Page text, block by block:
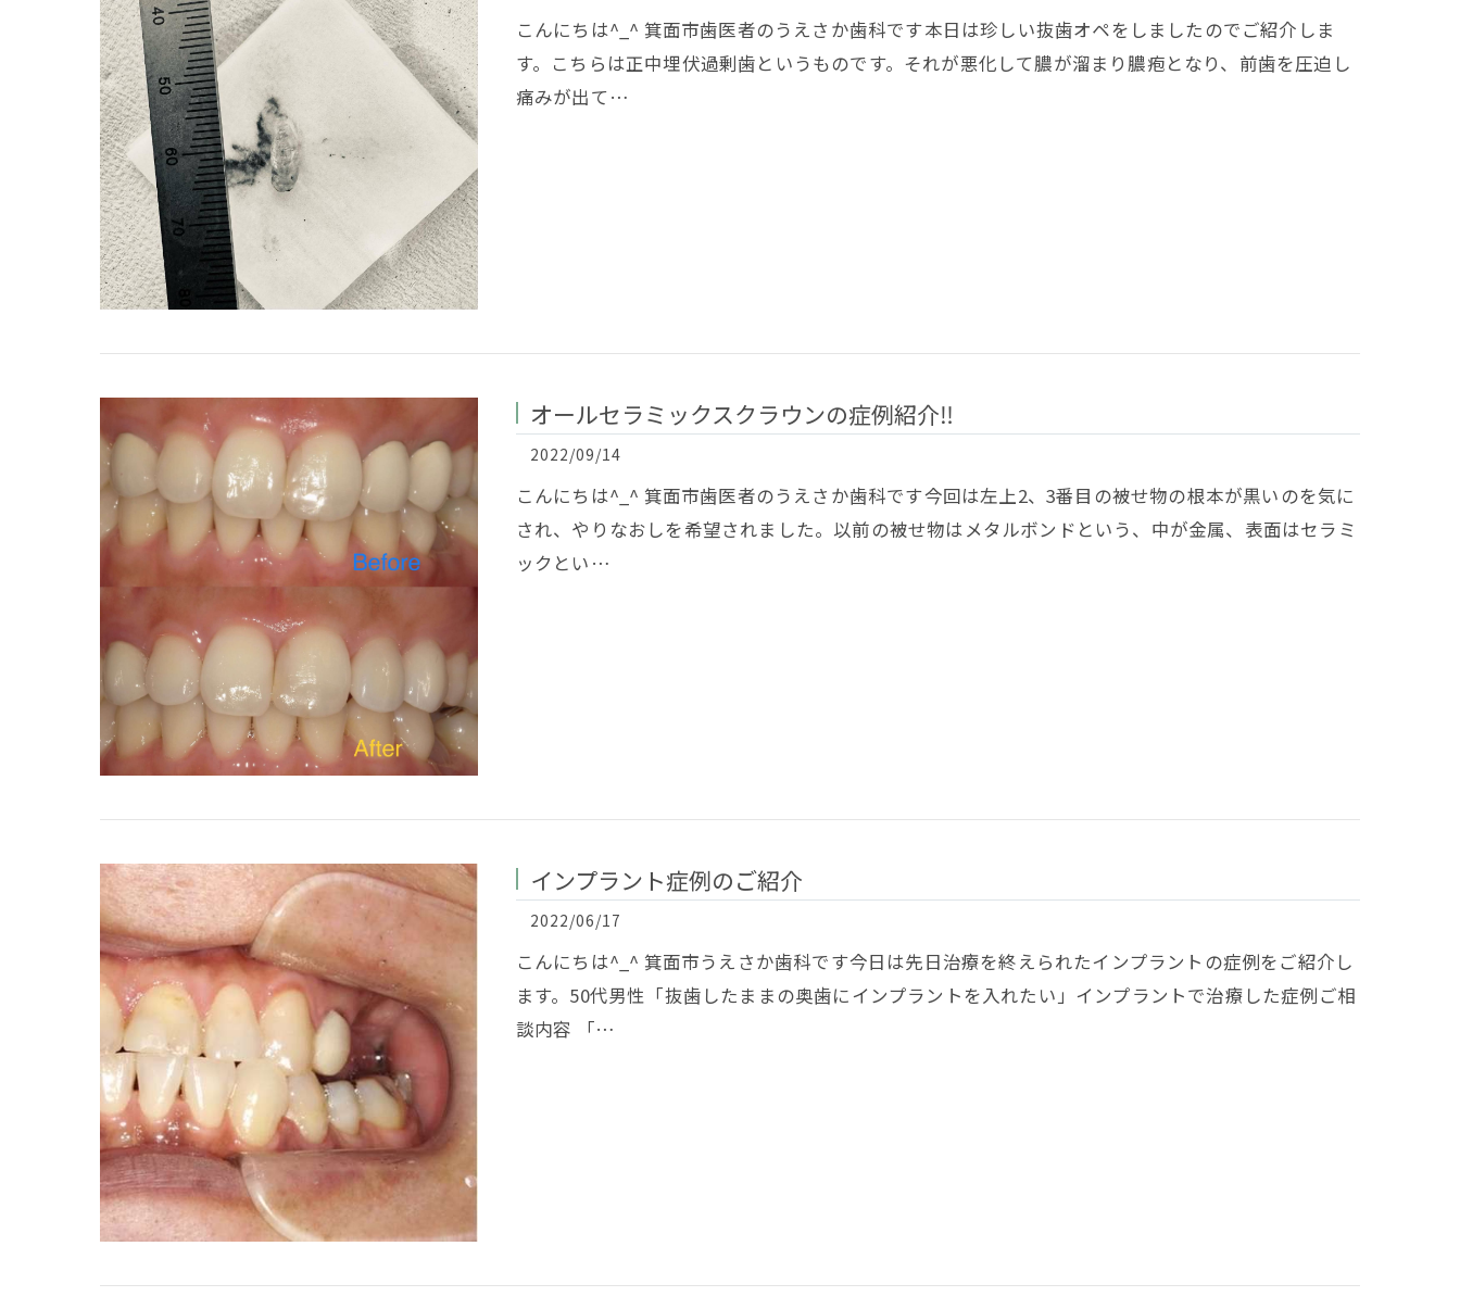
こんにちは^_^ 箕面市歯医者のうえさか歯科です本日は珍しい抜歯オペをしましたのでご紹介しま
す。こちらは正中埋伏過剰歯というものです。それが悪化して膿が溜まり膿疱となり、前歯を圧迫し
痛みが出て…
オールセラミックスクラウンの症例紹介‼️
2022/09/14
こんにちは^_^ 箕面市歯医者のうえさか歯科です今回は左上2、3番目の被せ物の根本が黒いのを気に
され、やりなおしを希望されました。以前の被せ物はメタルボンドという、中が金属、表面はセラミ
ックとい…
インプラント症例のご紹介
2022/06/17
こんにちは^_^ 箕面市うえさか歯科です今日は先日治療を終えられたインプラントの症例をご紹介し
ます。50代男性「抜歯したままの奥歯にインプラントを入れたい」インプラントで治療した症例ご相
談内容 「…